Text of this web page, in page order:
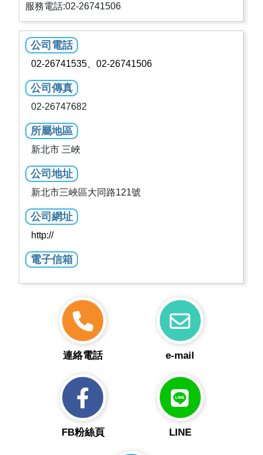
服務電話:02-26741506
公司電話
02-26741535、02-26741506
公司傳真
02-26747682
所屬地區
新北市 三峽
公司地址
新北市三峽區大同路121號
公司網址
http://
電子信箱
連絡電話 e-mail
FB粉絲頁 LINE